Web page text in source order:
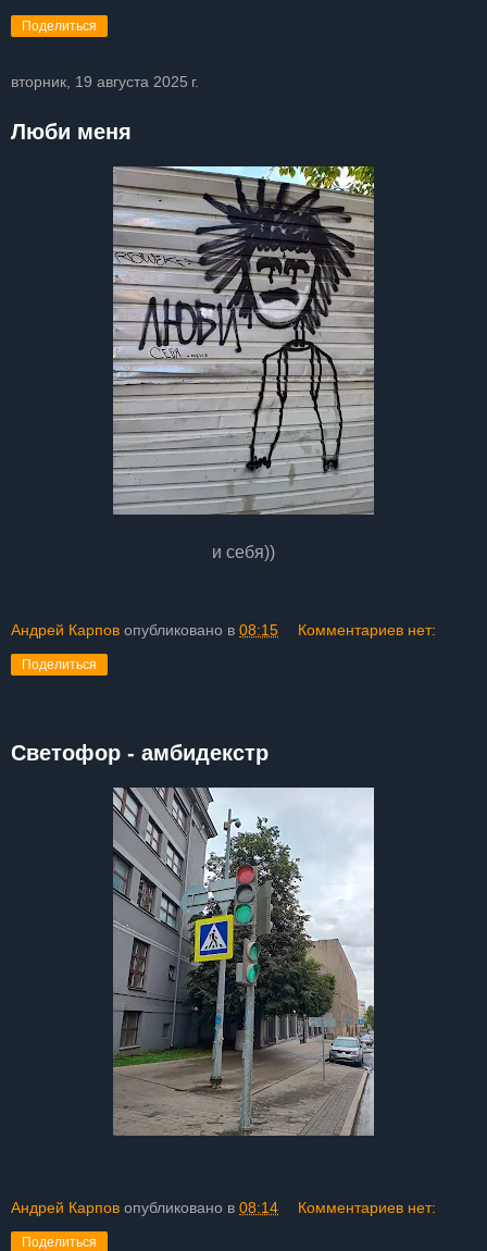
Поделиться
вторник, 19 августа 2025 г.
Люби меня
и себя))
Андрей Карпов опубликовано в 08:15 Комментариев нет:
Поделиться
Светофор - амбидекстр
Андрей Карпов опубликовано в 08:14 Комментариев нет:
Поделиться